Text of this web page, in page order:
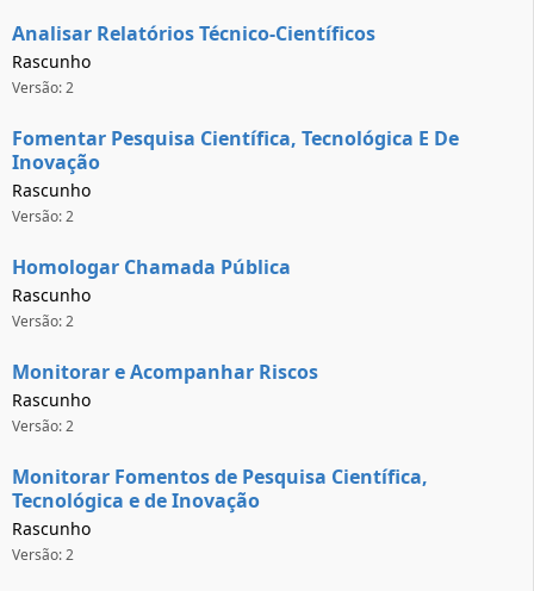
Analisar Relatórios Técnico-Científicos
Rascunho
Versão: 2
Fomentar Pesquisa Científica, Tecnológica E De
Inovação
Rascunho
Versão: 2
Homologar Chamada Pública
Rascunho
Versão: 2
Monitorar e Acompanhar Riscos
Rascunho
Versão: 2
Monitorar Fomentos de Pesquisa Científica,
Tecnológica e de Inovação
Rascunho
Versão: 2